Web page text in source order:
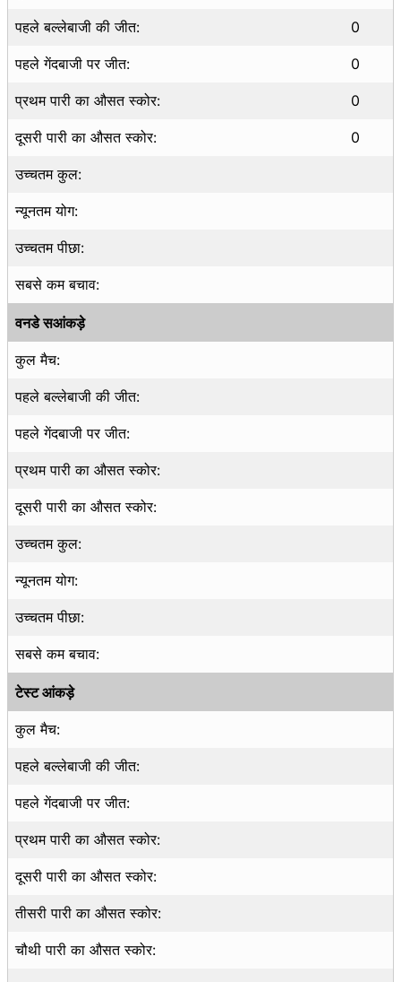
पहले बल्लेबाजी की जीत: 0
पहले गेंदबाजी पर जीत: 0
प्रथम पारी का औसत स्कोर: 0
दूसरी पारी का औसत स्कोर: 0
उच्चतम कुल:
न्यूनतम योग:
उच्चतम पीछा:
सबसे कम बचाव:
वनडे सआंकड़े
कुल मैच:
पहले बल्लेबाजी की जीत:
पहले गेंदबाजी पर जीत:
प्रथम पारी का औसत स्कोर:
दूसरी पारी का औसत स्कोर:
उच्चतम कुल:
न्यूनतम योग:
उच्चतम पीछा:
सबसे कम बचाव:
टेस्ट आंकड़े
कुल मैच:
पहले बल्लेबाजी की जीत:
पहले गेंदबाजी पर जीत:
प्रथम पारी का औसत स्कोर:
दूसरी पारी का औसत स्कोर:
तीसरी पारी का औसत स्कोर:
चौथी पारी का औसत स्कोर: